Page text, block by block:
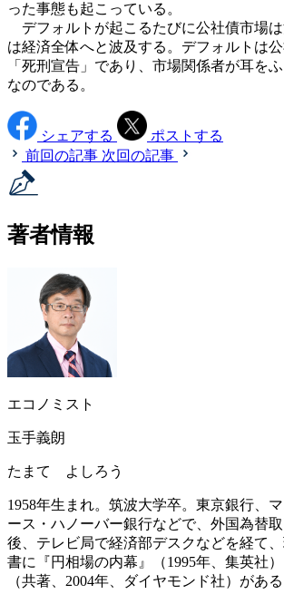
った事態も起こっている。
デフォルトが起こるたびに公社債市場
は経済全体へと波及する。デフォルトは
「死刑宣告」であり、市場関係者が耳を
なのである。
シェアする
ポストする
前回の記事 次回の記事
著者情報
エコノミスト
玉手義朗
たまて よしろう
1958年生まれ。筑波大学卒。東京銀行、
ース・ハノーバー銀行などで、外国為替
後、テレビ局で経済部デスクなどを経て
書に『円相場の内幕』（1995年、集英社）
（共著、2004年、ダイヤモンド社）がある